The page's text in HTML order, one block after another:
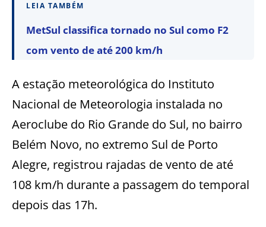
LEIA TAMBÉM
MetSul classifica tornado no Sul como F2
com vento de até 200 km/h
A estação meteorológica do Instituto
Nacional de Meteorologia instalada no
Aeroclube do Rio Grande do Sul, no bairro
Belém Novo, no extremo Sul de Porto
Alegre, registrou rajadas de vento de até
108 km/h durante a passagem do temporal
depois das 17h.